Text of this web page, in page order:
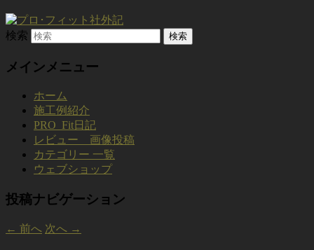
検索
メインメニュー
ホーム
施工例紹介
PRO_Fit日記
レビュー 画像投稿
カテゴリー 一覧
ウェブショップ
投稿ナビゲーション
← 前へ 次へ →